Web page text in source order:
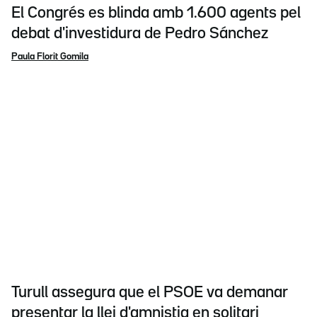
El Congrés es blinda amb 1.600 agents pel
debat d'investidura de Pedro Sánchez
Paula Florit Gomila
Turull assegura que el PSOE va demanar
presentar la llei d'amnistia en solitari